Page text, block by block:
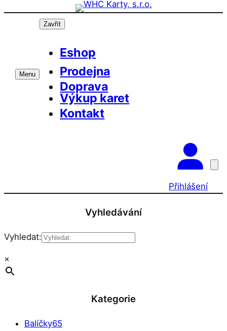
Přeskočit
Menu
Zavřít
Eshop
Prodejna
Doprava
Výkup karet
Kontakt
Přihlášení
Vyhledávání
Vyhledat:
×
Kategorie
Balíčky65